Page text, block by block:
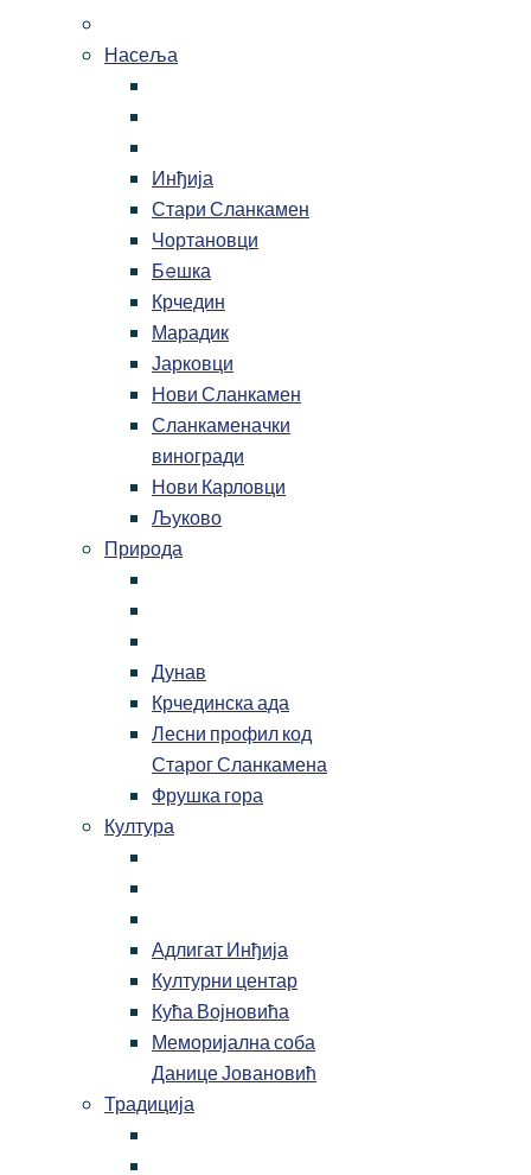
Насеља
Инђија
Стари Сланкамен
Чортановци
Бeшка
Крчедин
Марадик
Јарковци
Нови Сланкамен
Сланкаменачки
виногради
Нови Карловци
Љуково
Природа
Дунав
Крчединска ада
Лесни профил код
Старог Сланкамена
Фрушка гора
Култура
Адлигат Инђија
Културни центар
Кућа Војновића
Меморијална соба
Данице Јовановић
Традиција